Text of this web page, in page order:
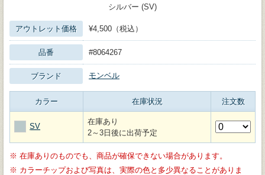
シルバー (SV)
アウトレット価格 ¥4,500（税込）
品番 #8064267
ブランド モンベル
カラー 在庫状況 注文数
SV
在庫あり
2～3日後に出荷予定
※ 在庫ありのものでも、商品が確保できない場合があります。
※ カラーチップおよび写真は、実際の色と多少異なることがありま